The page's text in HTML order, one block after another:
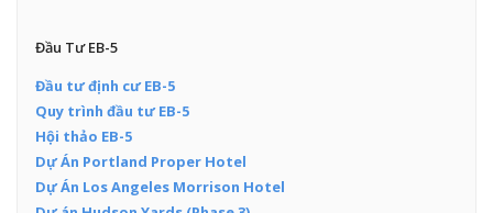
Đầu Tư EB-5
Đầu tư định cư EB-5
Quy trình đầu tư EB-5
Hội thảo EB-5
Dự Án Portland Proper Hotel
Dự Án Los Angeles Morrison Hotel